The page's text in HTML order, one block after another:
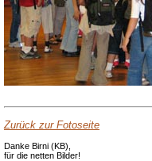
Zurück zur Fotoseite
Danke Birni (KB),
für die netten Bilder!